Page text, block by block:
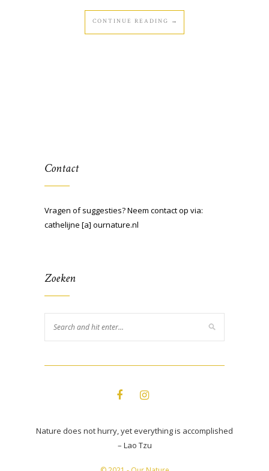
CONTINUE READING →
Contact
Vragen of suggesties? Neem contact op via:
cathelijne [a] ournature.nl
Zoeken
Nature does not hurry, yet everything is accomplished
– Lao Tzu